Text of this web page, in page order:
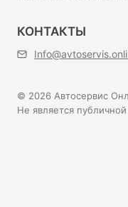
КОНТАКТЫ
© 2026 Автосервис
Не является